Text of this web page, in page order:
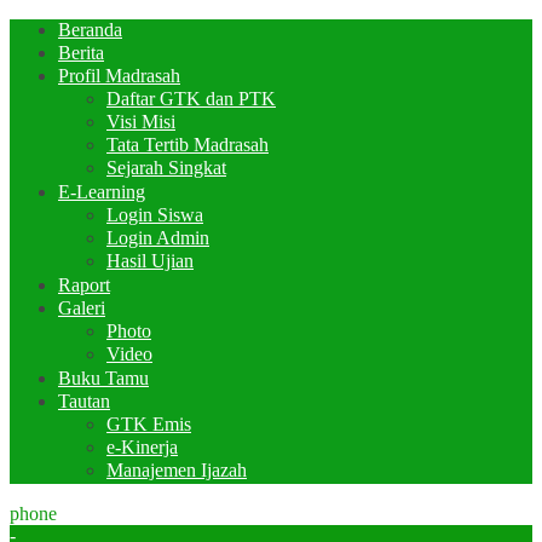
Beranda
Berita
Profil Madrasah
Daftar GTK dan PTK
Visi Misi
Tata Tertib Madrasah
Sejarah Singkat
E-Learning
Login Siswa
Login Admin
Hasil Ujian
Raport
Galeri
Photo
Video
Buku Tamu
Tautan
GTK Emis
e-Kinerja
Manajemen Ijazah
phone
-